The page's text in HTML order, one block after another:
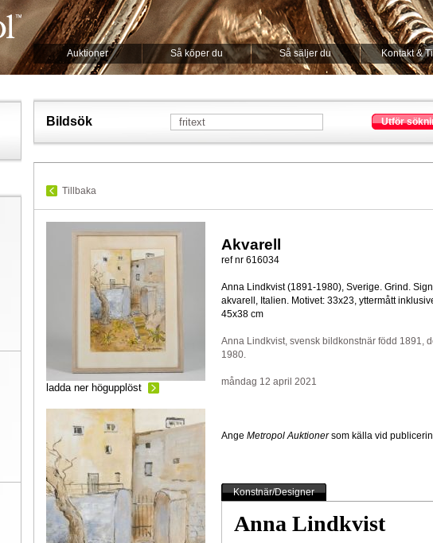
Auktioner Så köper du Så säljer du Kontakt &
Bildsök Utför
Tillbaka
ladda ner högupplöst
Akvarell
ref nr 616034
Anna Lindkvist (1891-1980), Sverige. Grind.
akvarell, Italien. Motivet: 33x23, yttermått
45x38 cm
Anna Lindkvist, svensk bildkonstnär född 1891,
1980.
måndag 12 april 2021
Ange Metropol Auktionersom källa vid
Konstnär/Designer
Anna Lindkvist